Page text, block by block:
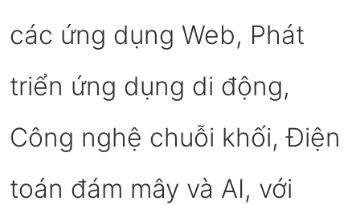
các ứng dụng Web, Phát
triển ứng dụng di động,
Công nghệ chuỗi khối, Điện
toán đám mây và AI, với